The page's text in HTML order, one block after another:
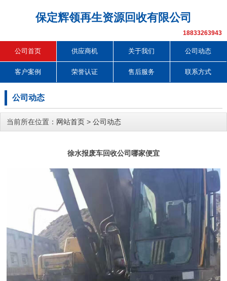
保定辉领再生资源回收有限公司
18833263943
公司首页 供应商机 关于我们 公司动态
客户案例 荣誉认证 售后服务 联系方式
公司动态
当前所在位置： 网站首页 > 公司动态
徐水报废车回收公司哪家便宜